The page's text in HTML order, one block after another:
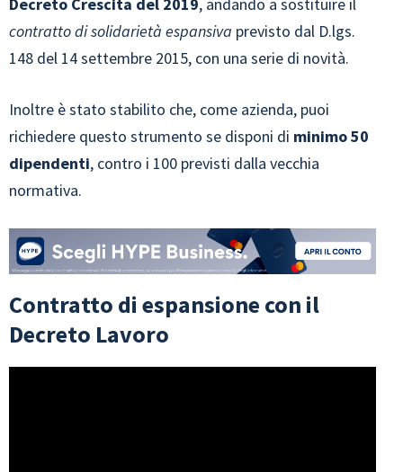
Decreto Crescita del 2019, andando a sostituire il
contratto di solidarietà espansiva previsto dal D.lgs.
148 del 14 settembre 2015, con una serie di novità.
Inoltre è stato stabilito che, come azienda, puoi
richiedere questo strumento se disponi di minimo 50
dipendenti, contro i 100 previsti dalla vecchia
normativa.
Contratto di espansione con il
Decreto Lavoro